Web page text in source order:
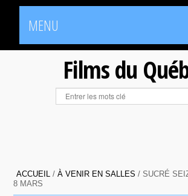
MENU
Films du
ACCUEIL /À VENIR EN SALLES /SUCRÉ
8 MARS